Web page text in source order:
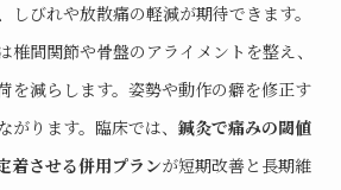
しびれや放散痛の軽減が期待できます。
間関節や骨盤のアライメントを整え、
を減らします。姿勢や動作の癖を修正す
ります。臨床では、 鍼灸で痛みの閾値
着させる併用プランが短期改善と長期維